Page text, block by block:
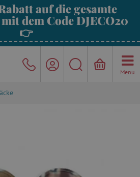
auf die gesamte
dem Code DJECO20
👉
Menu